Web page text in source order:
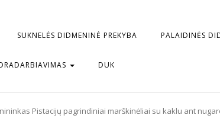
SUKNELĖS DIDMENINĖ PREKYBA PALAIDINĖS
DUK
Pistacijų pagrindiniai marškinėliai su kaklu ant